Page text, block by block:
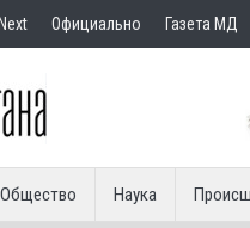
Официально Газета МД
Общество Наука